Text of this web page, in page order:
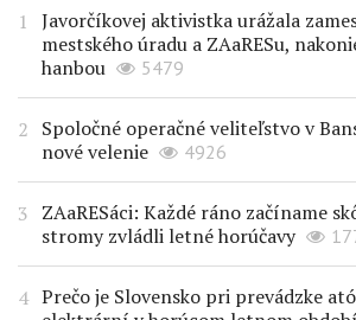
Javorčíkovej aktivistka urážala
mestského úradu a ZAaRESu,
hanbou
5479
Spoločné operačné veliteľstvo v
nové velenie
4926
ZAaRESáci: Každé ráno začíname
stromy zvládli letné horúčavy
Prečo je Slovensko pri prevádzke